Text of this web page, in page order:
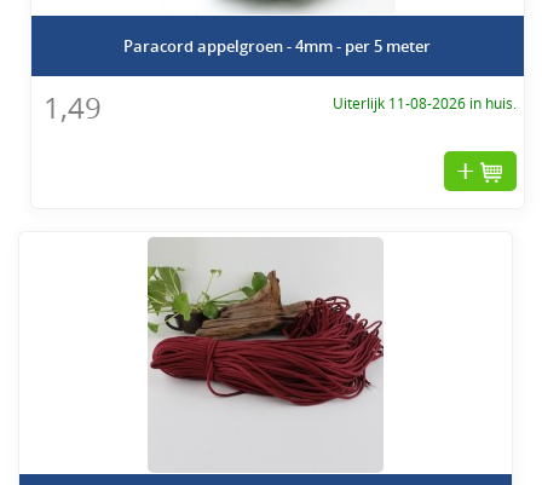
Paracord appelgroen - 4mm - per 5 meter
1,49 Uiterlijk 11-08-2026 in huis.